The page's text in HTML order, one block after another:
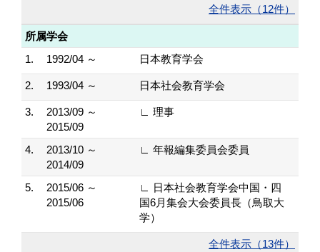
全件表示（12件）
所属学会
1.
1992/04 ～ 日本教育学会
2. 1993/04 ～ 日本社会教育学会
3.
2013/09 ～
2015/09
∟ 理事
4.
2013/10 ～
2014/09
∟ 年報編集委員会委員
5.
2015/06 ～
2015/06
∟ 日本社会教育学会中国・四
国6月集会大会委員長（鳥取大
学）
全件表示（13件）